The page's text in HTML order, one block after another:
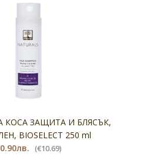
КОСА ЗАЩИТА И БЛЯСЪК,
BIOSELECT 250 ml
(€10.69)